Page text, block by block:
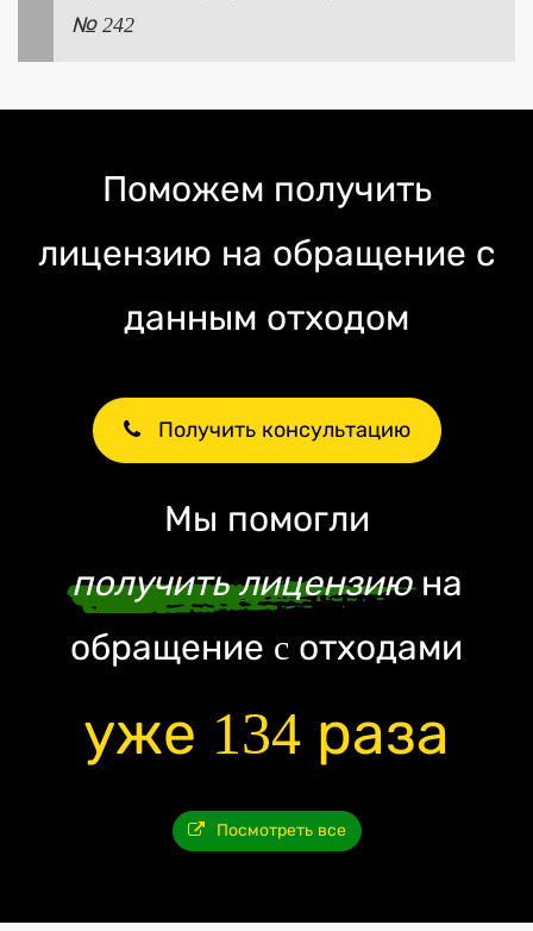
№ 242
Поможем получить
лицензию на обращение с
данным отходом
Получить консультацию
Мы помогли
получить лицензиюна
обращение c отходами
уже 134 раза
Посмотреть все